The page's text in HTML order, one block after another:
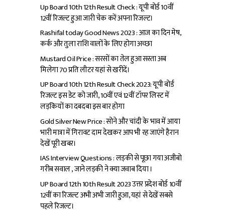
Up Board 10th 12th Result Check : यूपी बोर्ड 10वीं
12वीं रिजल्ट हुआ जारी चेक करें अपना रिजल्ट।
Rashifal today Good News 2023 : आज का दिन मेष,
कर्क और तुला राशि वालों के लिए होगा अच्छा
Mustard Oil Price : सरसों का तेल हुआ सस्ता अब
मिलेगा ₹70 प्रति लीटर यहां से खरीदें।
UP Board 10th 12th Result Check 2023: यूपी बोर्ड
रिजल्ट इस डेट को जारी, 10वीं एवं 12वीं टॉपर लिस्ट में
लड़कियों का दबदबा इस बार होगा
Gold Silver New Price : सोने और चांदी के भाव में आया
भारी मात्रा में गिरावट दाम देखकर आप भी रह जाएंगे हैरान
देखें पूरी खबर।
IAS Interview Questions : लड़की से पूछा गया अजीबो
गरीब सवाल , जाने लड़की ने क्या जवाब दिया ।
UP Board 12th 10th Result 2023 उत्तर प्रदेश बोर्ड 10वीं
12वीं का रिजल्ट अभी अभी जारी हुआ, यहां से देखें सबसे
पहले रिजल्ट।